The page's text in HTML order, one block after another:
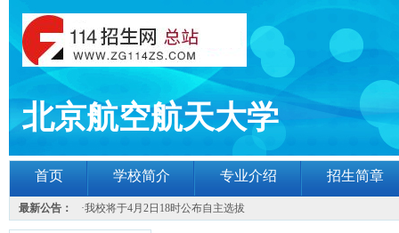
北京航空航天大学
首页 学校简介 专业介绍 招生简章
最新公告： ·我校将于4月2日18时公布自主选拔